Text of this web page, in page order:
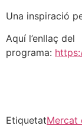
Una inspiració
Aquí l’enllaç del
programa:
EtiquetatMercat